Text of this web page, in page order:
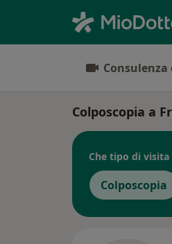
Colposcopia a
Che tipo di
Colposcopia